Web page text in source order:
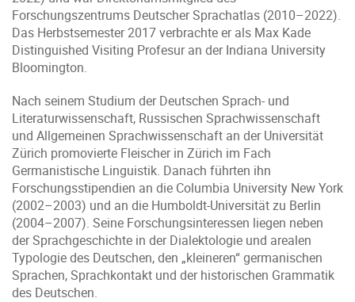
Forschungszentrums Deutscher Sprachatlas (2010–2022).
Das Herbstsemester 2017 verbrachte er als Max Kade
Distinguished Visiting Profesur an der Indiana University
Bloomington.
Nach seinem Studium der Deutschen Sprach- und
Literaturwissenschaft, Russischen Sprachwissenschaft
und Allgemeinen Sprachwissenschaft an der Universität
Zürich promovierte Fleischer in Zürich im Fach
Germanistische Linguistik. Danach führten ihn
Forschungsstipendien an die Columbia University New York
(2002–2003) und an die Humboldt-Universität zu Berlin
(2004–2007). Seine Forschungsinteressen liegen neben
der Sprachgeschichte in der Dialektologie und arealen
Typologie des Deutschen, den „kleineren“ germanischen
Sprachen, Sprachkontakt und der historischen Grammatik
des Deutschen.